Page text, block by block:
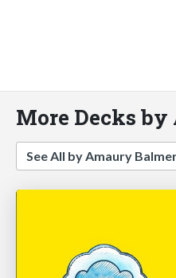
More Decks
See All by Amaury